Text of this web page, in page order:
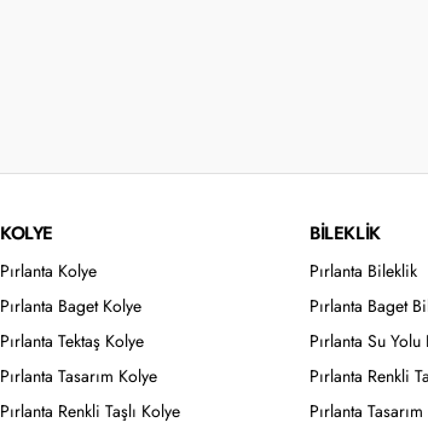
KOLYE
Pırlanta Kolye
Pırlanta Baget Kolye
Pırlanta Tektaş Kolye
Pırlanta Tasarım Kolye
Pırlanta Renkli Taşlı Kolye
BİLEKLİK
Pırlanta Bileklik
Pırlanta Baget
Pırlanta Su
Pırlanta Renkli
Pırlanta